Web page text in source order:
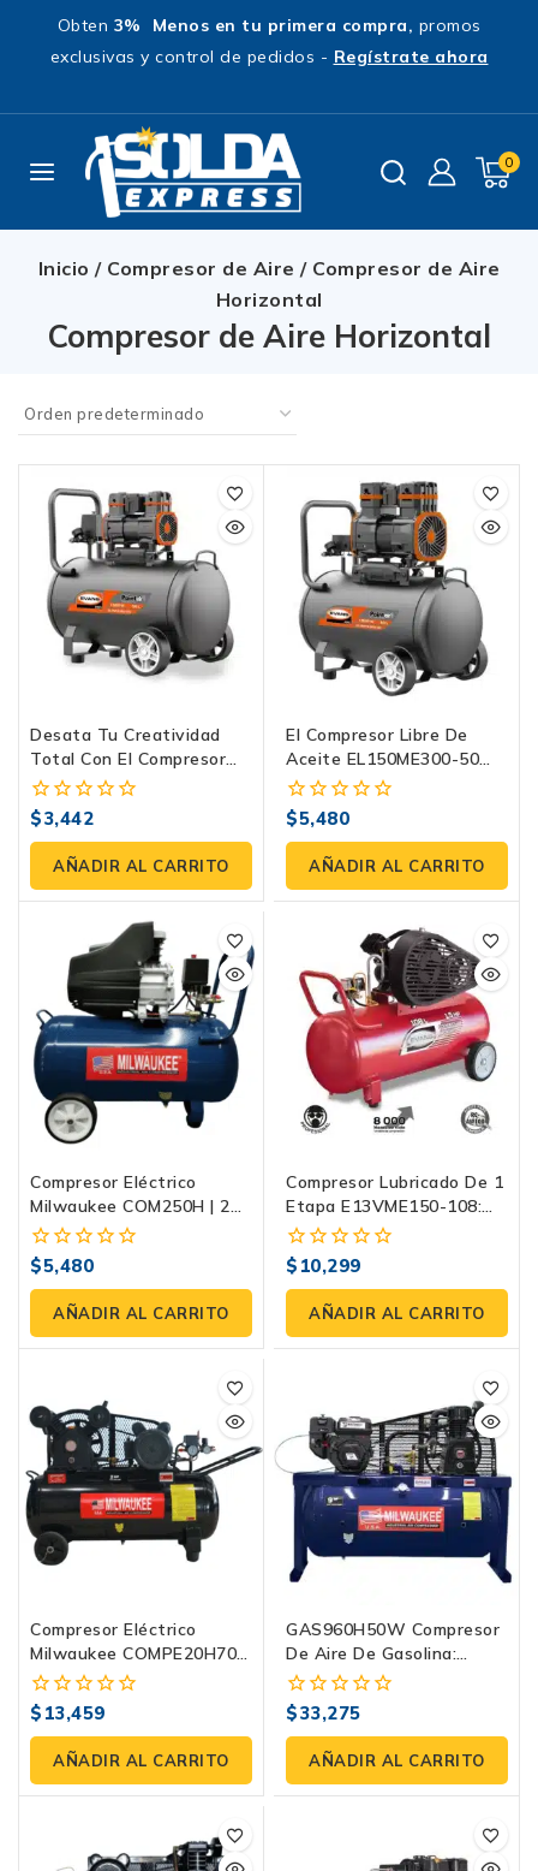
Obten 3% Menos en tu primera compra, promos
exclusivas y control de pedidos - Regístrate ahora
0
Inicio / Compresor de Aire / Compresor de Aire
Horizontal
Compresor de Aire Horizontal
Desata Tu Creatividad
Total Con El Compresor
Libre De Aceite
EL75ME150-50 | Evans
0
fuera
5
$3,442
AÑADIR AL CARRITO
El Compresor Libre De
Aceite EL150ME300-50
Que Dominará Tus
Proyectos | Evans
0
fuera
5
$5,480
AÑADIR AL CARRITO
Compresor Eléctrico
Milwaukee COM250H | 2
HP, 50 Litros, 116 PSI
0
fuera
5
$5,480
AÑADIR AL CARRITO
Compresor Lubricado De 1
Etapa E13VME150-108:
Rendimiento Y Potencia
Evans
0
fuera
5
$ 10,299
AÑADIR AL CARRITO
Compresor Eléctrico
Milwaukee COMPE20H70 |
2 HP, 70 Litros, 120 PSI
0
fuera
5
$ 13,459
AÑADIR AL CARRITO
GAS960H50W Compresor
De Aire De Gasolina:
Máxima Independencia
Con 9 Hp
0
fuera
5
$33,275
AÑADIR AL CARRITO